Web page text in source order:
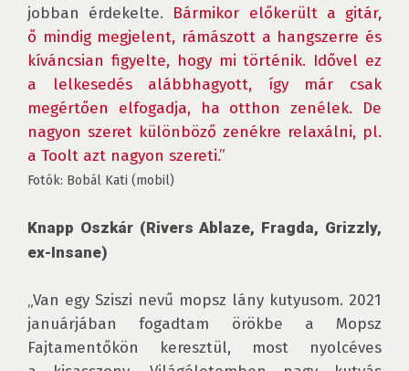
jobban érdekelte. Bármikor előkerült a gitár,
ő mindig megjelent, rámászott a hangszerre és
kíváncsian figyelte, hogy mi történik. Idővel ez
a lelkesedés alábbhagyott, így már csak
megértően elfogadja, ha otthon zenélek. De
nagyon szeret különböző zenékre relaxálni, pl.
a Toolt azt nagyon szereti.”
Fotók: Bobál Kati (mobil)
Knapp Oszkár (Rivers Ablaze, Fragda, Grizzly,
ex-Insane)
„Van egy Sziszi nevű mopsz lány kutyusom. 2021
januárjában fogadtam örökbe a Mopsz
Fajtamentőkön keresztül, most nyolcéves